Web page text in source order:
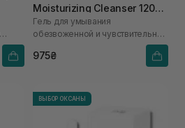
Moisturizing Cleanser 120
мл
Гель для умывания
обезвоженной и чувствительной
975₴
ВЫБОР ОКСАНЫ